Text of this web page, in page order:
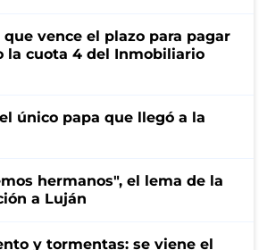
vence el plazo para pagar
la cuota 4 del Inmobiliario
único papa que llegó a la
hermanos", el lema de la
a Luján
y tormentas: se viene el